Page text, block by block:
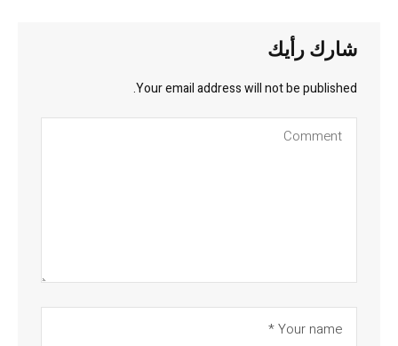
شارك رأيك
Your email address will not be published.